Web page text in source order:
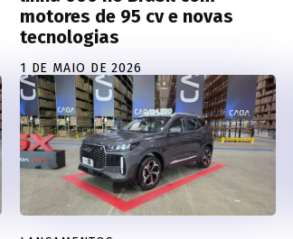
motores de 95 cv e novas
tecnologias
1 DE MAIO DE 2026